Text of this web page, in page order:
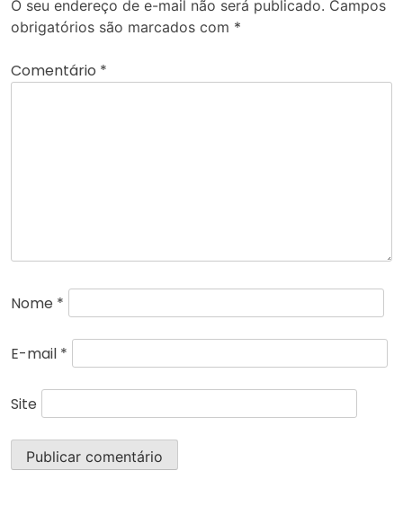
O seu endereço de e-mail não será publicado. Campos
obrigatórios são marcados com *
Comentário *
Nome *
E-mail *
Site